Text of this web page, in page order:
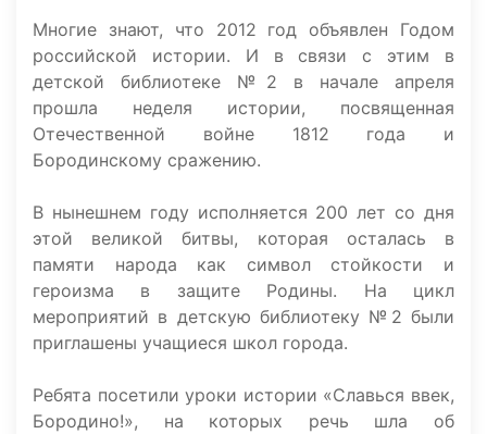
Многие знают, что 2012 год объявлен Годом
российской истории. И в связи с этим в
детской библиотеке №2 в начале апреля
прошла неделя истории, посвященная
Отечественной войне 1812 года и
Бородинскому сражению.
В нынешнем году исполняется 200 лет со дня
этой великой битвы, которая осталась в
памяти народа как символ стойкости и
героизма в защите Родины. На цикл
мероприятий в детскую библиотеку №2 были
приглашены учащиеся школ города.
Ребята посетили уроки истории «Славься ввек,
Бородино!», на которых речь шла об